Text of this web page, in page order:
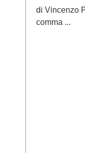
di Vincenzo
comma